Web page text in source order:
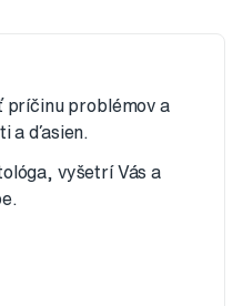
príčinu problémov a
a ďasien.
vyšetrí Vás a